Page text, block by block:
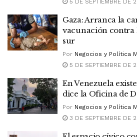
5 DE SEPTIEMBRE DE
Gaza: Arranca la
vacunación contra
sur
Por Negocios y Política
5 DE SEPTIEMBRE DE
En Venezuela
dice la Oficina de
Por Negocios y Política
3 DE SEPTIEMBRE DE